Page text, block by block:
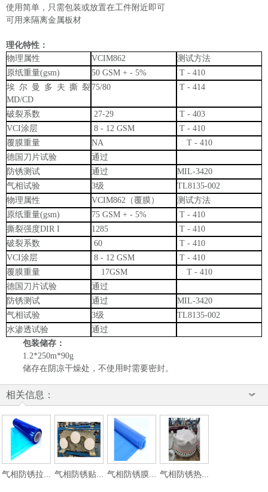
使用简单，只需包装或放置在工件附近即可
可用来隔离金属板材
理化特性：
物理属性
VCIM862
测试方法
原纸重量(gsm) 50 GSM + - 5%
T - 410
埃尔曼多夫撕裂
MD/CD
75/80 T - 414
破裂系数 27-29
T - 403
VCI涂层
8 - 12 GSM
T - 410
覆膜重量
NA
T - 410
德国刀片试验
通过
防锈测试
通过
MIL-3420
气相试验
3级
TL8135-002
物理属性
VCIM862（覆膜）
测试方法
原纸重量(gsm) 75 GSM + - 5%
T - 410
撕裂强度DIR I 1285
T - 410
破裂系数
60
T - 410
VCI涂层
8 - 12 GSM
T - 410
覆膜重量
17GSM
T - 410
德国刀片试验
通过
防锈测试
通过
MIL-3420
气相试验
3级
TL8135-002
水渗透试验
通过
包装储存：
1.2*250m*90g
储存在阴凉干燥处，不使用时需要密封。
相关信息：
气相防锈拉... 气相防锈贴... 气相防锈膜... 气相防锈热...